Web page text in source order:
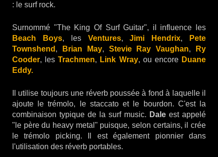
: le surf rock.
Surnommé "The King Of Surf Guitar", il influence les
Beach Boys, les Ventures,Jimi Hendrix,
Pete
Townshend , Brian May, Stevie Ray Vaughan,
Ry
Cooder, lesTrachmen, Link Wray, ou encore Duane
Eddy.
Il utilise toujours une réverb poussée à fond à laquelle il
ajoute le trémolo, le staccato et le bourdon. C'est la
combinaison typique de la surf music. Dale est appelé
"le père du heavy metal" puisque, selon certains, il crée
le trémolo picking. Il est également pionnier dans
l'utilisation des réverb portables.